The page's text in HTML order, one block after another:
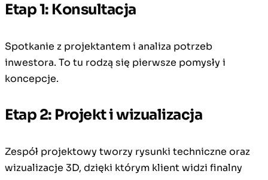
Etap 1: Konsultacja
Spotkanie z projektantem i analiza potrzeb
inwestora. To tu rodzą się pierwsze pomysły i
koncepcje.
Etap 2: Projekt i wizualizacja
Zespół projektowy tworzy rysunki techniczne oraz
wizualizacje 3D, dzięki którym klient widzi finalny